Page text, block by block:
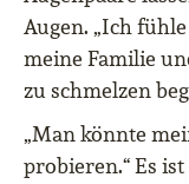
Augen. „Ich
meine Familie
zu schmelzen
„Man könnte
probieren.“ Es